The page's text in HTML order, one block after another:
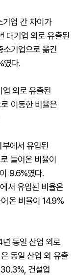
기업 간 차이가
대기업 외로 유출된
소기업으로 옮긴
였다.
외로 유출된
이동한 비율은
에서 유입된
들어온 비율이
9.6%였다.
서 유입된 비율은
온 비율이 14.9%
동일 산업 외로
동일 산업 외 유출
건설업